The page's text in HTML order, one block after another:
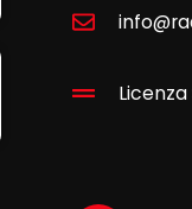
Licenza